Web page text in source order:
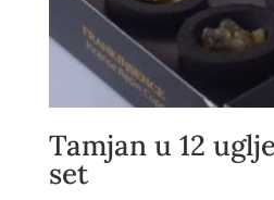
Tamjan u 12
set